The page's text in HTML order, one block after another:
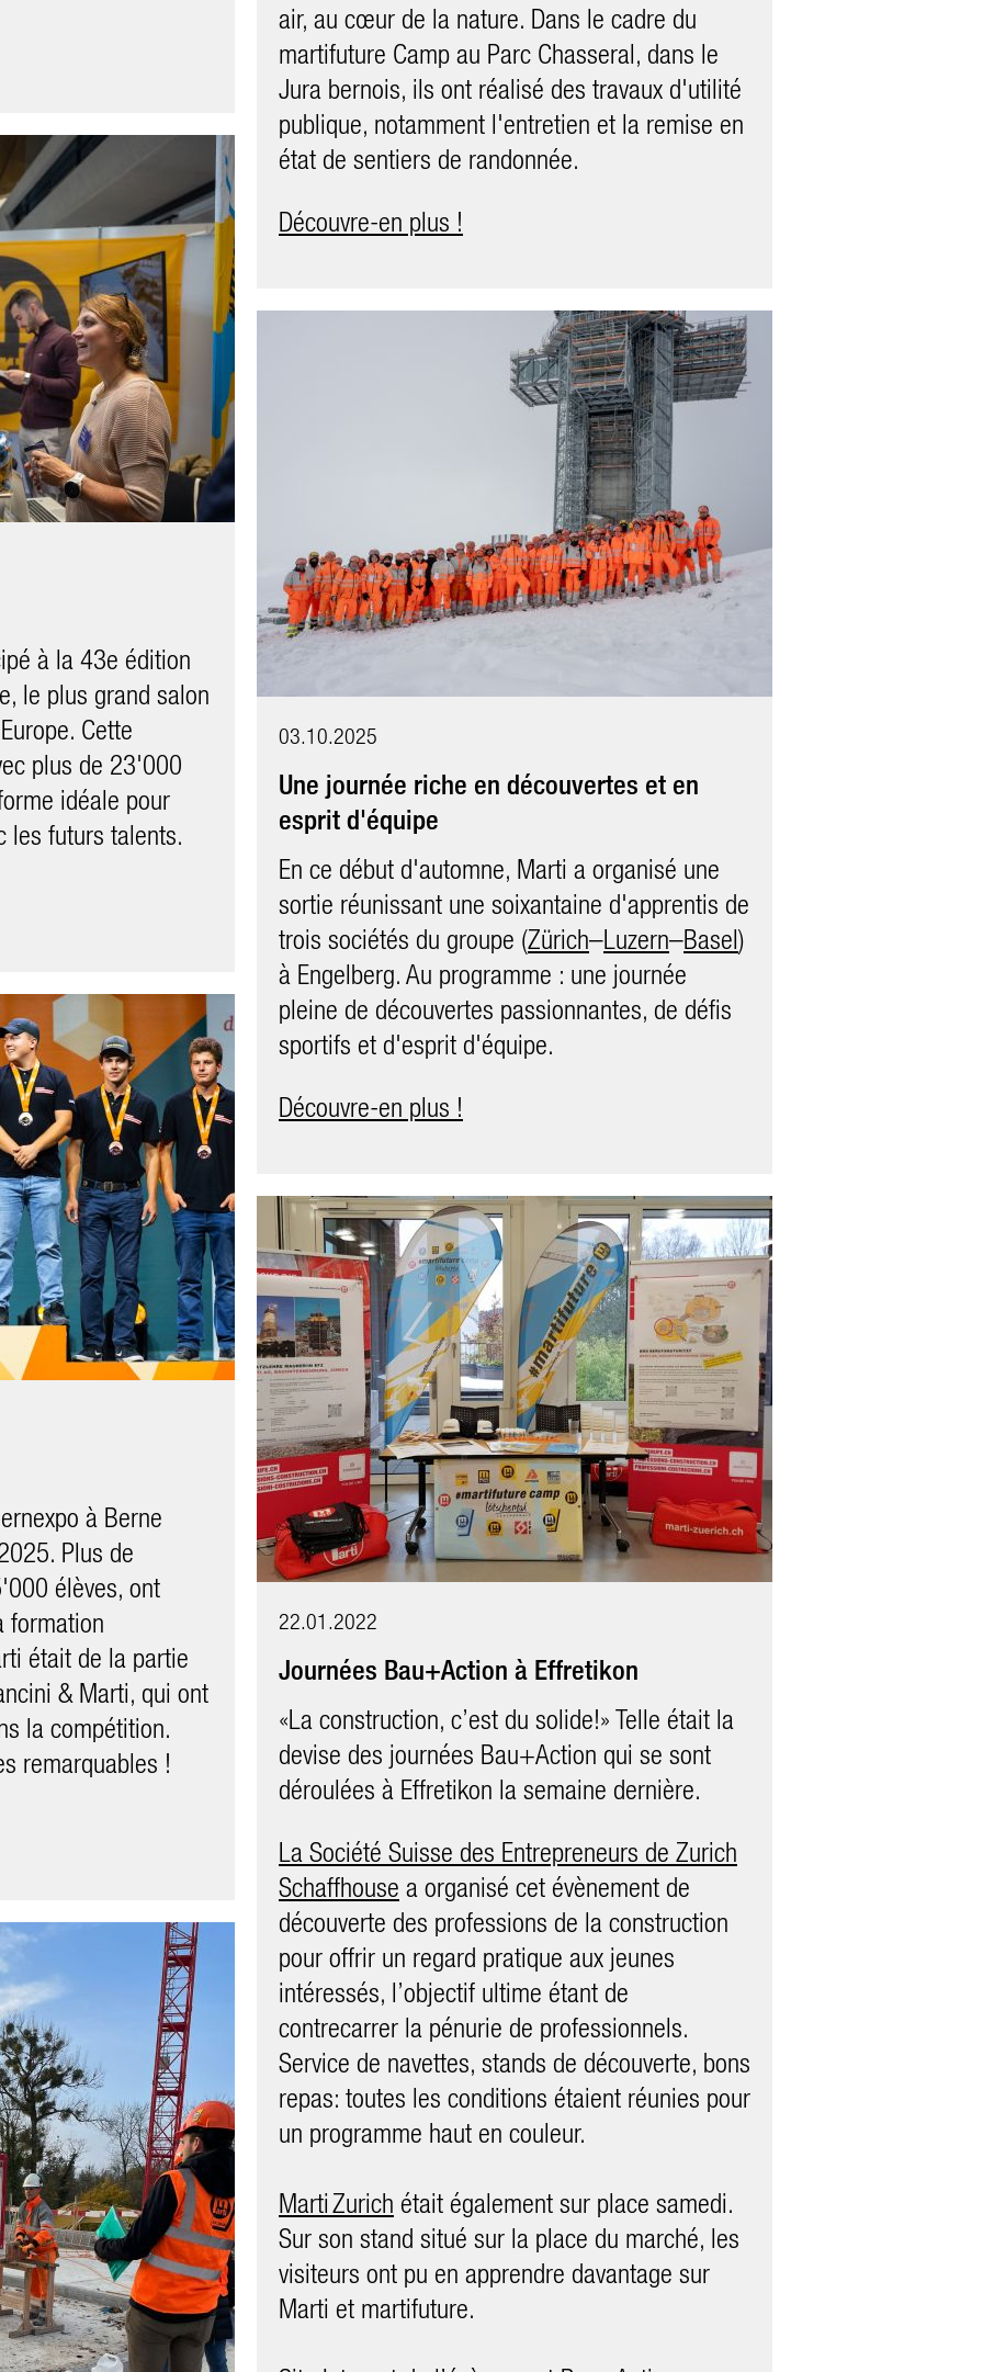
air, au cœur de la nature. Dans le cadre du
martifuture Camp au Parc Chasseral, dans le
Jura bernois, ils ont réalisé des travaux d'utilité
publique, notamment l'entretien et la remise en
état de sentiers de randonnée.
Découvre-en plus !
à la 43e édition
le plus grand salon
Cette
plus de 23'000
idéale pour
les futurs talents.
03.10.2025
Une journée riche en découvertes et en
esprit d'équipe
En ce début d'automne, Marti a organisé une
sortie réunissant une soixantaine d'apprentis de
trois sociétés du groupe (Zürich–Luzern–Basel)
à Engelberg. Au programme : une journée
pleine de découvertes passionnantes, de défis
sportifs et d'esprit d'équipe.
Découvre-en plus !
à Berne
Plus de
élèves, ont
formation
était de la partie
& Marti, qui ont
la compétition.
remarquables !
22.01.2022
Journées Bau+Action à Effretikon
«La construction, c’est du solide!» Telle était la
devise des journées Bau+Action qui se sont
déroulées à Effretikon la semaine dernière.
La Société Suisse des Entrepreneurs de Zurich
Schaffhouse a organisé cet évènement de
découverte des professions de la construction
pour offrir un regard pratique aux jeunes
intéressés, l’objectif ultime étant de
contrecarrer la pénurie de professionnels.
Service de navettes, stands de découverte, bons
repas: toutes les conditions étaient réunies pour
un programme haut en couleur.
Marti Zurich était également sur place samedi.
Sur son stand situé sur la place du marché, les
visiteurs ont pu en apprendre davantage sur
Marti et martifuture.
Puis place aux sensations fortes! La vue tout en
haut de la grue était géniale et le pilotage dans
la cabine impressionnant. Un événement
inoubliable. Un grand merci aux trois
camp 2021
sous un
neuf heures, les
Un groupe mixte
l’un ou l’autre
monté en
un café et des
restaurant de
vue.
28.08.2021
Retour sur les #martifuturedays 2021
Plus de 700 visiteurs se sont familiarisés avec
les clous, les dalles, les excavatrices, le
soudage, les plans, la construction et de
nombreuses autres attractions autour des
métiers d’apprentissage #martifuture.
plus
28.08.2021
Retour sur les #martifuturedays 2021
Plus de 700 visiteurs se sont familiarisés avec
les clous, les dalles, les excavatrices, le
soudage, les plans, la construction et de
métiers d’apprentissage #martifuture.
plus
augmentée
07.06.2021
Etudiants et stagiaires: de nombreux